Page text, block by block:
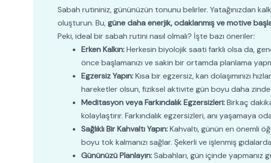
Sabah rutininiz, gününüzün tonunu belirler. Yatağınızdan
oluşturun. Bu,güne daha enerjik, odaklanmış ve motive
Peki, ideal bir sabah rutini nasıl olmalı? İşte bazı öneriler:
Erken Kalkın:Herkesin biyolojik saati farklı olsa da,
önce başlamanızı ve sakin bir ortamda planlama
Egzersiz Yapın:Kısa bir egzersiz, kan dolaşımınızı
hareketler olsun, fiziksel aktivite gün boyu daha zinde
Meditasyon veya Farkındalık Egzersizleri:Birkaç
kolaylaştırır. Farkındalık egzersizleri, anı yaşamaya
Sağlıklı Bir Kahvaltı Yapın:Kahvaltı, günün en önemli
boyu tok kalmanızı sağlar. Şekerli ve işlenmiş
Gününüzü Planlayın:Sabahları, gün içinde yapmanız